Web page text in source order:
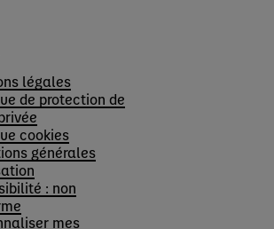
légales
de protection de
cookies
générales
: non
mes